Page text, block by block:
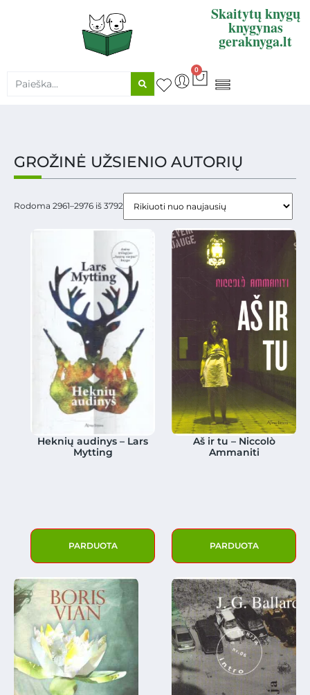
Skaitytų knygų
knygynas
geraknyga.lt
0
GROŽINĖ UŽSIENIO AUTORIŲ
Rodoma 2961–2976 iš 3792
Heknių audinys – Lars
Mytting
PARDUOTA
Aš ir tu – Niccolò
Ammaniti
PARDUOTA